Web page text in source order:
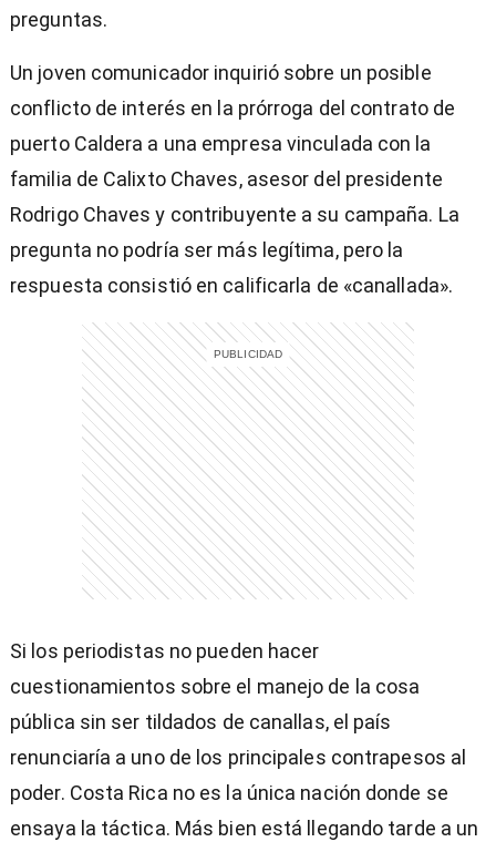
preguntas.
Un joven comunicador inquirió sobre un posible
conflicto de interés en la prórroga del contrato de
puerto Caldera a una empresa vinculada con la
familia de Calixto Chaves, asesor del presidente
Rodrigo Chaves y contribuyente a su campaña. La
pregunta no podría ser más legítima, pero la
respuesta consistió en calificarla de «canallada».
Si los periodistas no pueden hacer
cuestionamientos sobre el manejo de la cosa
pública sin ser tildados de canallas, el país
renunciaría a uno de los principales contrapesos al
poder. Costa Rica no es la única nación donde se
ensaya la táctica. Más bien está llegando tarde a un